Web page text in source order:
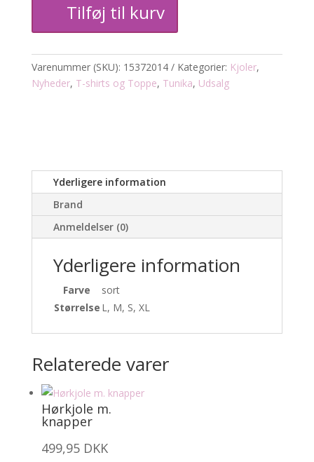
Tilføj til kurv
Varenummer (SKU): 15372014 Kategorier: Kjoler,
Nyheder, T-shirts og Toppe, Tunika, Udsalg
Yderligere information
Brand
Anmeldelser (0)
Yderligere information
Farve
sort
Størrelse L, M, S, XL
Relaterede varer
Hørkjole m.
knapper
499,95 DKK